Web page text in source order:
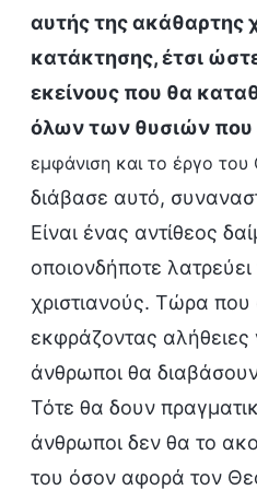
αυτής της ακάθαρτης
κατάκτησης, έτσι
εκείνους που θα
όλων των θυσιών που
εμφάνιση και το έργο
διάβασε αυτό,
Είναι ένας αντίθεος
οποιονδήποτε
χριστιανούς. Τώρα που
εκφράζοντας αλήθειες
άνθρωποι θα
Τότε θα δουν
άνθρωποι δεν θα το
του όσον αφορά τον